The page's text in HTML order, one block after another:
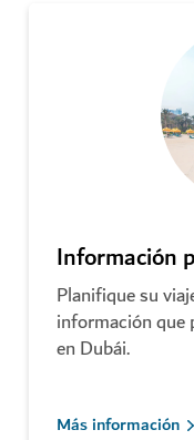
Información
Planifique su
información que
en Dubái.
Más información